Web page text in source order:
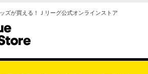
ズが買える！Ｊリーグ公式オンラインストア